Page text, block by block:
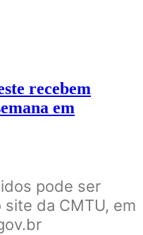
recebem
em
pode ser
da CMTU, em